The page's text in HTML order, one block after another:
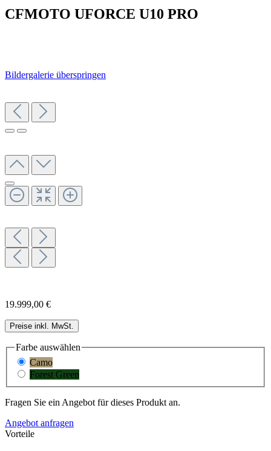
CFMOTO UFORCE U10 PRO
Bildergalerie überspringen
19.999,00 €
Preise inkl. MwSt.
Farbe auswählen
Camo
Forest Green
Fragen Sie ein Angebot für dieses Produkt an.
Angebot anfragen
Vorteile